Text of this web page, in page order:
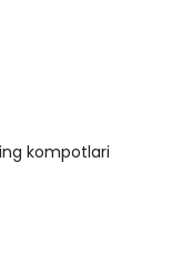
kompotlari